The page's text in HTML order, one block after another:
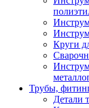
Круги
Трубы,
Детали